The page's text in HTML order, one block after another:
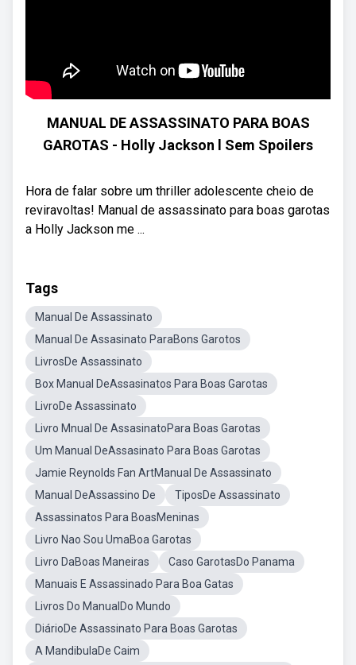
MANUAL DE ASSASSINATO PARA BOAS
GAROTAS - Holly Jackson l Sem Spoilers
Hora de falar sobre um thriller adolescente cheio de
reviravoltas! Manual de assassinato para boas garotas
a Holly Jackson me ...
Tags
Manual De Assassinato
Manual De Assasinato ParaBons Garotos
LivrosDe Assassinato
Box Manual DeAssasinatos Para Boas Garotas
LivroDe Assassinato
Livro Mnual De AssasinatoPara Boas Garotas
Um Manual DeAssasinato Para Boas Garotas
Jamie Reynolds Fan ArtManual De Assassinato
Manual DeAssassino De
TiposDe Assassinato
Assassinatos Para BoasMeninas
Livro Nao Sou UmaBoa Garotas
Livro DaBoas Maneiras
Caso GarotasDo Panama
Manuais E Assassinado Para Boa Gatas
Livros Do ManualDo Mundo
DiárioDe Assassinato Para Boas Garotas
A MandibulaDe Caim